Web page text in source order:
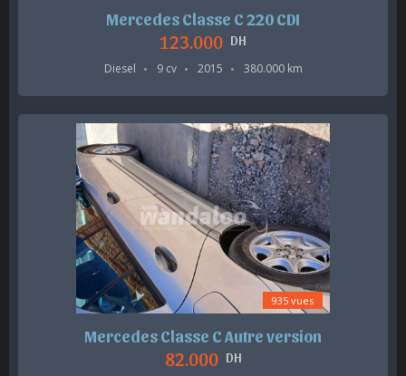
Mercedes Classe C 220 CDI
123.000 DH
Diesel 9 cv 2015 380.000 km
935 vues
Mercedes Classe C Autre version
82.000 DH